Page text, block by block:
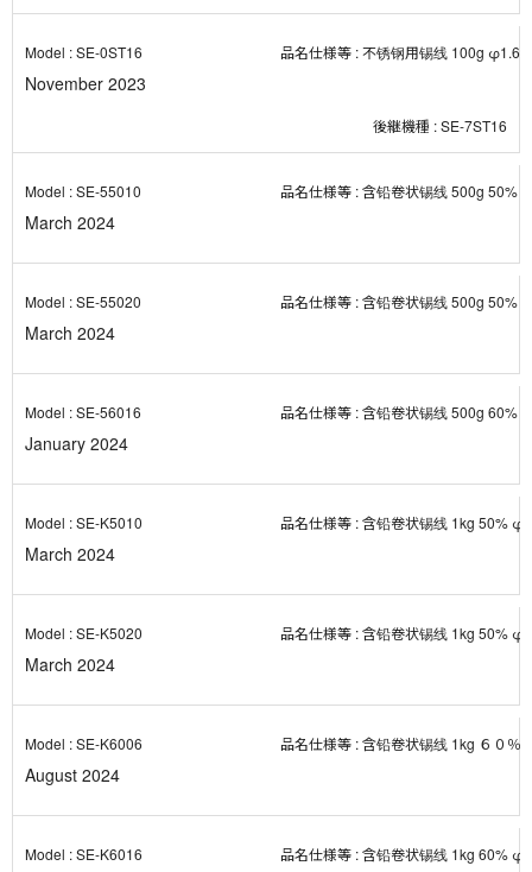
SE-0ST16 不锈钢用锡线 100g φ1.6
November 2023
SE-7ST16
SE-55010 含铅卷状锡线 500g 50%
March 2024
SE-55020 含铅卷状锡线 500g 50%
March 2024
SE-56016 含铅卷状锡线 500g 60%
January 2024
SE-K5010 含铅卷状锡线 1kg 50%
March 2024
SE-K5020 含铅卷状锡线 1kg 50%
March 2024
SE-K6006 含铅卷状锡线 1kg ６０％
August 2024
SE-K6016 含铅卷状锡线 1kg 60%